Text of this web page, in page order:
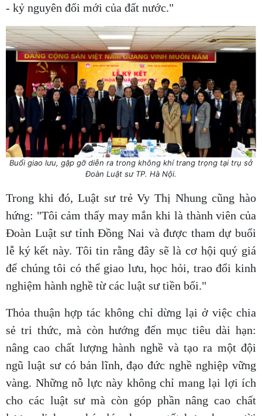
- kỷ nguyên đổi mới của đất nước."
Buổi giao lưu, gặp gỡ diễn ra trong không khí trang trọng tại trụ sở
Đoàn Luật sư TP. Hà Nội.
Trong khi đó, Luật sư trẻ Vy Thị Nhung cũng hào
hứng: "Tôi cảm thấy may mắn khi là thành viên của
Đoàn Luật sư tỉnh Đồng Nai và được tham dự buổi
lễ ký kết này. Tôi tin rằng đây sẽ là cơ hội quý giá
để chúng tôi có thể giao lưu, học hỏi, trao đổi kinh
nghiệm hành nghề từ các luật sư tiền bối."
Thỏa thuận hợp tác không chỉ dừng lại ở việc chia
sẻ tri thức, mà còn hướng đến mục tiêu dài hạn:
nâng cao chất lượng hành nghề và tạo ra một đội
ngũ luật sư có bản lĩnh, đạo đức nghề nghiệp vững
vàng. Những nỗ lực này không chỉ mang lại lợi ích
cho các luật sư mà còn góp phần nâng cao chất